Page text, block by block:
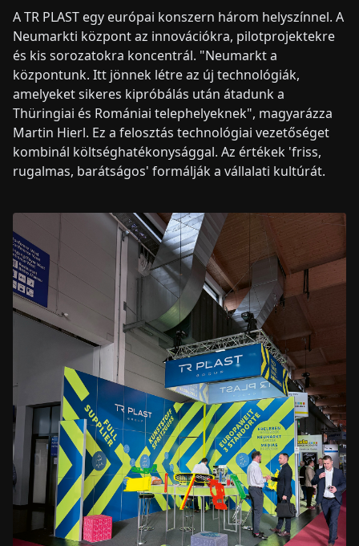
A TR PLAST egy európai konszern három helyszínnel. A
Neumarkti központ az innovációkra, pilotprojektekre
és kis sorozatokra koncentrál. "Neumarkt a
központunk. Itt jönnek létre az új technológiák,
amelyeket sikeres kipróbálás után átadunk a
Thüringiai és Romániai telephelyeknek", magyarázza
Martin Hierl. Ez a felosztás technológiai vezetőséget
kombinál költséghatékonysággal. Az értékek 'friss,
rugalmas, barátságos' formálják a vállalati kultúrát.